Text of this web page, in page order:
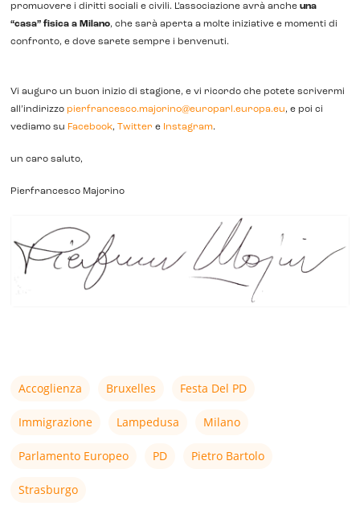
promuovere i diritti sociali e civili. L’associazione avrà ancheuna
“casa” fisica a Milano, che sarà aperta a molte iniziative e momenti di
confronto, e dove sarete sempre i benvenuti.
Vi auguro un buon inizio di stagione, e vi ricordo che potete scrivermi
all’indirizzopierfrancesco.majorino@europarl.europa.eu, e poi ci
vediamo su Facebook,Twitter e Instagram.
un caro saluto,
Pierfrancesco Majorino
Accoglienza Bruxelles Festa Del PD
Immigrazione Lampedusa Milano
Parlamento Europeo PD Pietro Bartolo
Strasburgo